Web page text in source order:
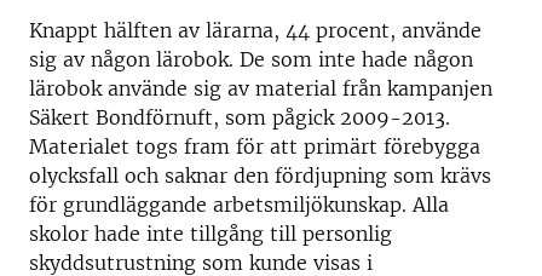
Knappt hälften av lärarna, 44 procent, använde
sig av någon lärobok. De som inte hade någon
lärobok använde sig av material från kampanjen
Säkert Bondförnuft, som pågick 2009-2013.
Materialet togs fram för att primärt förebygga
olycksfall och saknar den fördjupning som krävs
för grundläggande arbetsmiljökunskap. Alla
skolor hade inte tillgång till personlig
skyddsutrustning som kunde visas i